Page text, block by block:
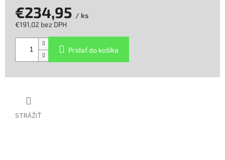
STRÁŽIŤ
€234,95 / ks
€191,02 bez DPH
Pridať do košíka